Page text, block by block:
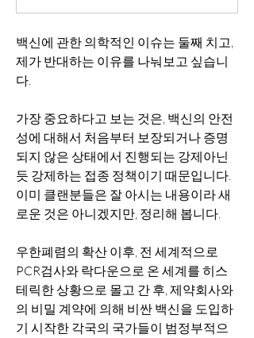
백신에 관한 의학적인 이슈는 둘째 치고,
제가 반대하는 이유를 나눠보고 싶습니
다.
가장 중요하다고 보는 것은, 백신의 안전
성에 대해서 처음부터 보장되거나 증명
되지 않은 상태에서 진행되는 강제아닌
듯 강제하는 접종 정책이기 때문입니다.
이미 클랜분들은 잘 아시는 내용이라 새
로운 것은 아니겠지만, 정리해 봅니다.
우한폐렴의 확산 이후, 전 세계적으로
PCR검사와 락다운으로 온 세계를 히스
테릭한 상황으로 몰고 간 후, 제약회사와
의 비밀 계약에 의해 비싼 백신을 도입하
기 시작한 각국의 국가들이 범정부적으